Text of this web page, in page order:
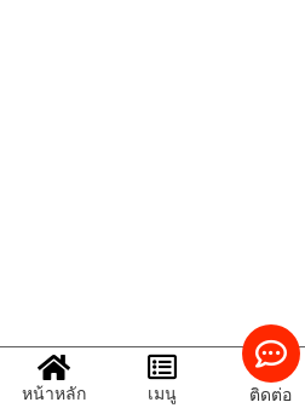
หน้าหลัก เมนู ติดต่อ